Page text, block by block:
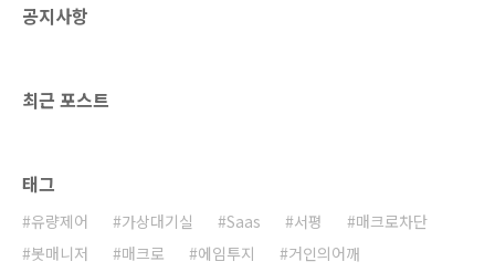
공지사항
최근 포스트
태그
유량제어 가상대기실 Saas 서평
매크로차단
봇매니저
매크로 에임투지
거인의어깨